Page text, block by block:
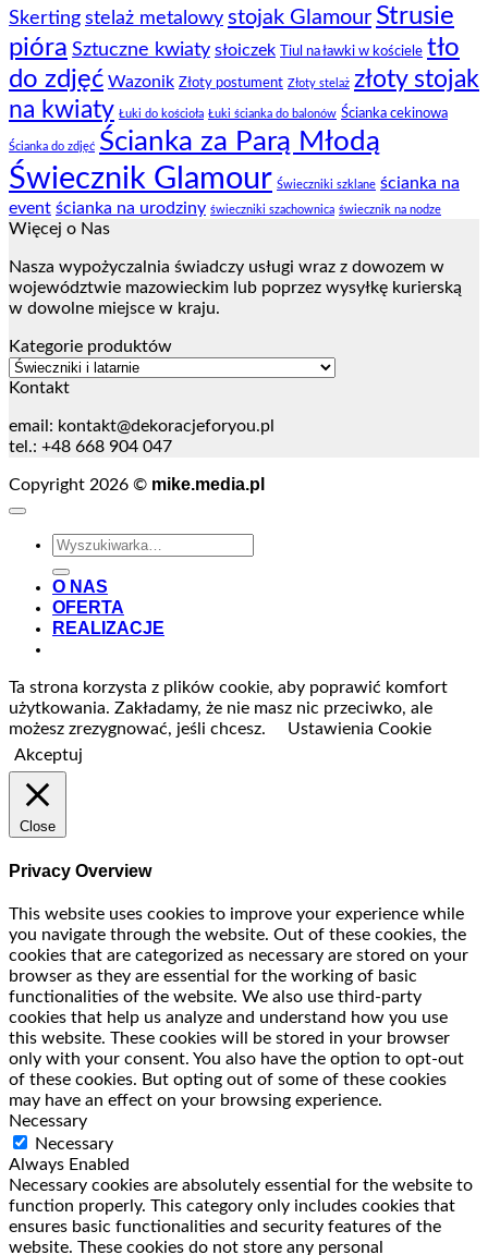
Skerting stelaż metalowy stojak Glamour Strusie
pióra Sztuczne kwiaty słoiczek Tiul na ławki w kościele tło
do zdjęć Wazonik Złoty postument Złoty stelaż złoty stojak
na kwiaty Łuki do kościoła Łuki ścianka do balonów Ścianka cekinowa
Ścianka do zdjęć Ścianka za Parą Młodą
Świecznik Glamour Świeczniki szklane ścianka na
event ścianka na urodziny świeczniki szachownica świecznik na nodze
Więcej o Nas
Nasza wypożyczalnia świadczy usługi wraz z dowozem w
województwie mazowieckim lub poprzez wysyłkę kurierską
w dowolne miejsce w kraju.
Kategorie produktów
Kontakt
email: kontakt@dekoracjeforyou.pl
tel.: +48 668 904 047
Copyright 2026 © mike.media.pl
Szukaj:
O NAS
OFERTA
REALIZACJE
Ta strona korzysta z plików cookie, aby poprawić komfort
użytkowania. Zakładamy, że nie masz nic przeciwko, ale
możesz zrezygnować, jeśli chcesz.
Ustawienia Cookie
Akceptuj
Close
Privacy Overview
This website uses cookies to improve your experience while
you navigate through the website. Out of these cookies, the
cookies that are categorized as necessary are stored on your
browser as they are essential for the working of basic
functionalities of the website. We also use third-party
cookies that help us analyze and understand how you use
this website. These cookies will be stored in your browser
only with your consent. You also have the option to opt-out
of these cookies. But opting out of some of these cookies
may have an effect on your browsing experience.
Necessary
Necessary
Always Enabled
Necessary cookies are absolutely essential for the website to
function properly. This category only includes cookies that
ensures basic functionalities and security features of the
website. These cookies do not store any personal